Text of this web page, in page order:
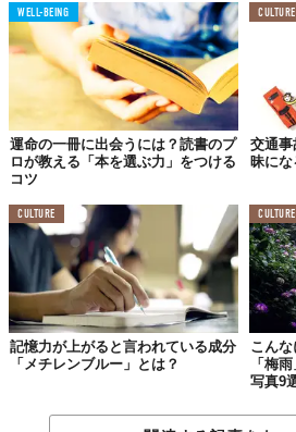
読書量が多い人は、文章の細部までし
ているもの。まったく読書をしない人に
ているので、仕事上で書類に目を通す
う。
重要な決定も、しっかりと書類に目を通
できるはず。
07.
自分の意見
常に持ってい
文章中に書かれていることをもとに、自
とが習慣づいています。これは実生活
使して問題を解決する能力に結びつい
WELL-BEING
運命の一冊に出会うには？読書のプ
ロが教える「本を選ぶ力」をつける
コツ
CULTURE
交通事
昧にな
CULTURE
記憶力が上がると言われている成分
「メチレンブルー」とは？
CULTURE
こんな
「梅
写真9